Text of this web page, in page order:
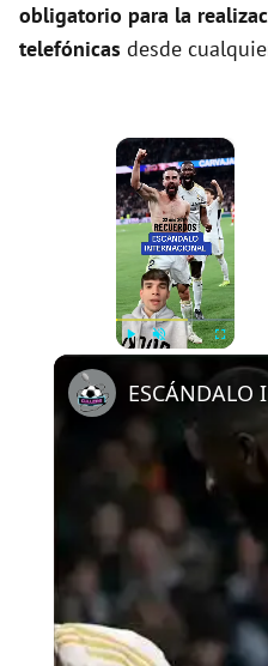
obligatorio para la
telefónicas desde
×